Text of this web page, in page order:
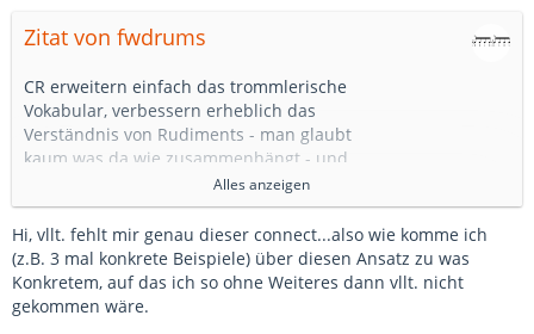
Zitat von fwdrums
CR erweitern einfach das trommlerische
Vokabular, verbessern erheblich das
Verständnis von Rudiments - man glaubt
kaum was da wie zusammenhängt - und
verbessern die Technik.
Wenn man den Kram auf das Set überträgt,
kommt da wirklich "Unererhörtes" raus.
Man kann die Idee - wie jede andere
auch - komplett durchleiern, sprich:
die Hände isolieren, den Kram mit
Alles anzeigen
Hi, vllt. fehlt mir genau dieser connect...also wie komme ich
(z.B. 3 mal konkrete Beispiele) über diesen Ansatz zu was
Konkretem, auf das ich so ohne Weiteres dann vllt. nicht
gekommen wäre.